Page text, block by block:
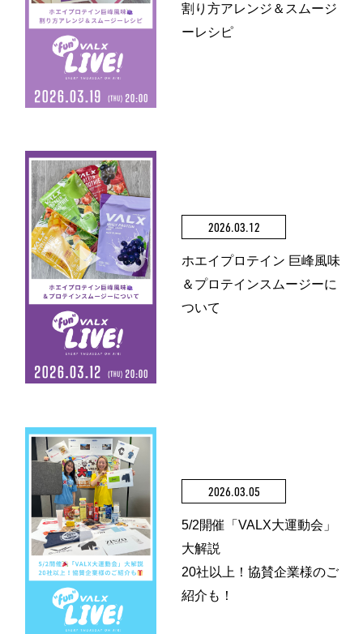
割り方アレンジ＆スムージ
ーレシピ
2026.03.12
ホエイプロテイン 巨峰風味
＆プロテインスムージーに
ついて
2026.03.05
5/2開催「VALX大運動会」
大解説
20社以上！協賛企業様のご
紹介も！